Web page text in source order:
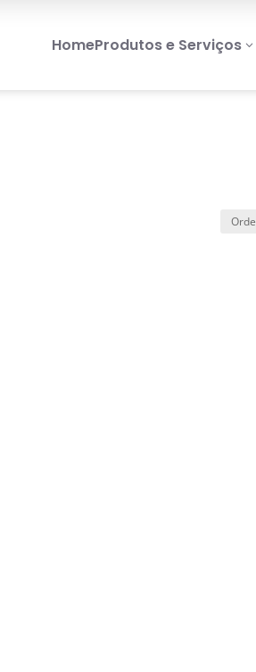
HomeProdutos e Serviços3